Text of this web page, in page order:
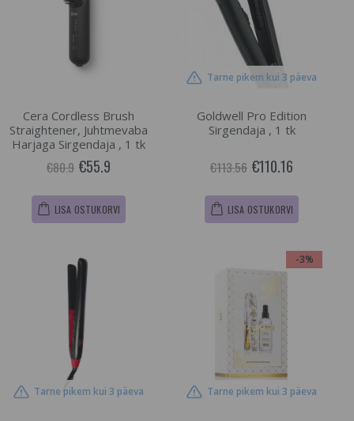
Cera Cordless Brush
Straightener, Juhtmevaba
Harjaga Sirgendaja , 1 tk
€80.9 €55.9
LISA OSTUKORVI
Tarne pikem kui 3 päeva
Goldwell Pro Edition
Sirgendaja , 1 tk
€113.56 €110.16
LISA OSTUKORVI
Tarne pikem kui 3 päeva
-3%
Tarne pikem kui 3 päeva